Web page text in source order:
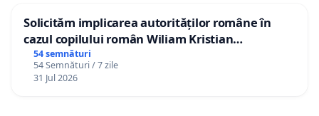
Solicităm implicarea autorităților române în
cazul copilului român Wiliam Kristian
Gheorghe, aflat în plasament în Danemarca de
12 ani
54 semnături
54 Semnături / 7 zile
31 Jul 2026